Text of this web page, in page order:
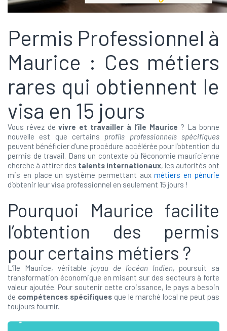
Permis Professionnel à
Maurice : Ces métiers
rares qui obtiennent le
visa en 15 jours
Vous rêvez devivre et travailler à l’île Maurice ? La bonne
nouvelle est que certains profils professionnels spécifiques
peuvent bénéficier d’une procédure accélérée pour l’obtention du
permis de travail. Dans un contexte où l’économie mauricienne
cherche à attirer des talents internationaux, les autorités ont
mis en place un système permettant auxmétiers en pénurie
d’obtenir leur visa professionnel en seulement 15 jours !
Pourquoi Maurice facilite
l’obtention des permis
pour certains métiers ?
L’île Maurice, véritable joyau de l’océan Indien, poursuit sa
transformation économique en misant sur des secteurs à forte
valeur ajoutée. Pour soutenir cette croissance, le pays a besoin
de compétences spécifiquesque le marché local ne peut pas
toujours fournir.